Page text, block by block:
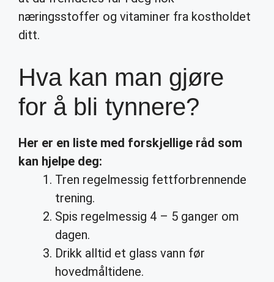
næringsstoffer og vitaminer fra kostholdet
ditt.
Hva kan man gjøre
for å bli tynnere?
Her er en liste med forskjellige råd som
kan hjelpe deg:
Tren regelmessig fettforbrennende
trening.
Spis regelmessig 4 – 5 ganger om
dagen.
Drikk alltid et glass vann før
hovedmåltidene.